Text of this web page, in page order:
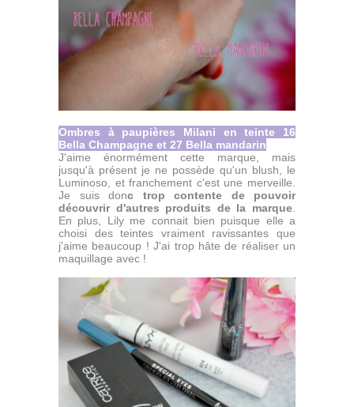
Ombres à paupières Milani en teinte 16
Bella Champagne et 27 Bella mandarin
J'aime énormément cette marque, mais
jusqu'à présent je ne possède qu'un blush, le
Luminoso, et franchement c'est une merveille.
Je suis donc trop contente de pouvoir
découvrir d'autres produits de la marque.
En plus, Lily me connait bien puisque elle a
choisi des teintes vraiment ravissantes que
j'aime beaucoup ! J'ai trop hâte de réaliser un
maquillage avec !